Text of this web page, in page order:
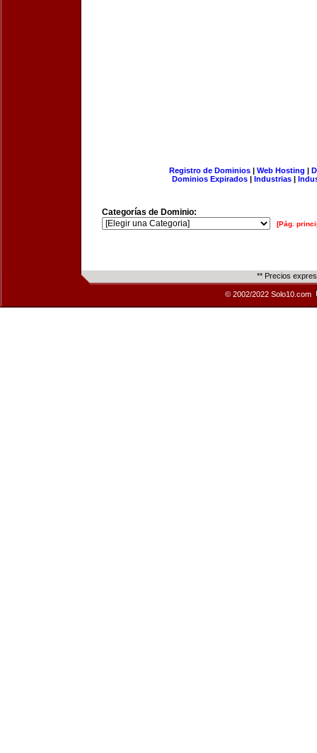
Registro de Dominios| Web Hosting |
Dominios Expirados | Industrias |
Categorías de Dominio:
[Pág.
** Precios
© 2002/2022 Solo10.com